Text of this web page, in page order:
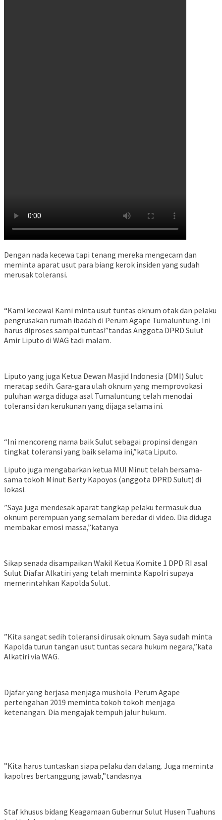
Dengan nada kecewa tapi tenang mereka mengecam dan
meminta aparat usut para biang kerok insiden yang sudah
merusak toleransi.
“Kami kecewa! Kami minta usut tuntas oknum otak dan pelaku
pengrusakan rumah ibadah di Perum Agape Tumaluntung. Ini
harus diproses sampai tuntas!”tandas Anggota DPRD Sulut
Amir Liputo di WAG tadi malam.
Liputo yang juga Ketua Dewan Masjid Indonesia (DMI) Sulut
meratap sedih. Gara-gara ulah oknum yang memprovokasi
puluhan warga diduga asal Tumaluntung telah menodai
toleransi dan kerukunan yang dijaga selama ini.
“Ini mencoreng nama baik Sulut sebagai propinsi dengan
tingkat toleransi yang baik selama ini,”kata Liputo.
Liputo juga mengabarkan ketua MUI Minut telah bersama-
sama tokoh Minut Berty Kapoyos (anggota DPRD Sulut) di
lokasi.
”Saya juga mendesak aparat tangkap pelaku termasuk dua
oknum perempuan yang semalam beredar di video. Dia diduga
membakar emosi massa,”katanya
Sikap senada disampaikan Wakil Ketua Komite 1 DPD RI asal
Sulut Diafar Alkatiri yang telah meminta Kapolri supaya
memerintahkan Kapolda Sulut.
”Kita sangat sedih toleransi dirusak oknum. Saya sudah minta
Kapolda turun tangan usut tuntas secara hukum negara,”kata
Alkatiri via WAG.
Djafar yang berjasa menjaga mushola Perum Agape
pertengahan 2019 meminta tokoh tokoh menjaga
ketenangan. Dia mengajak tempuh jalur hukum.
”Kita harus tuntaskan siapa pelaku dan dalang. Juga meminta
kapolres bertanggung jawab,”tandasnya.
Staf khusus bidang Keagamaan Gubernur Sulut Husen Tuahuns